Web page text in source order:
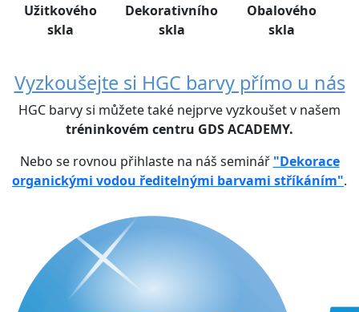
Užitkového
skla
Dekorativního
skla
Obalového
skla
Vyzkoušejte si HGC barvy přímo u nás
HGC barvy si můžete také nejprve vyzkoušet v našem
tréninkovém centru GDS ACADEMY.
Nebo se rovnou přihlaste na náš seminář "Dekorace
organickými vodou ředitelnými barvami stříkáním".